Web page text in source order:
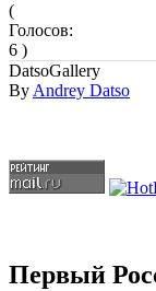
(
Голосов:
6 )
DatsoGallery
By Andrey Datso
Первый